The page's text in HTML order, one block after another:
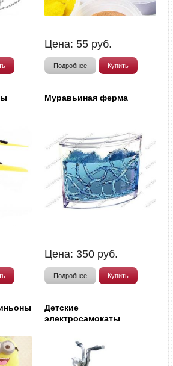
Цена: 55 руб.
Подробнее Купить
Муравьиная ферма
Цена: 350 руб.
Подробнее Купить
Детские
электросамокаты